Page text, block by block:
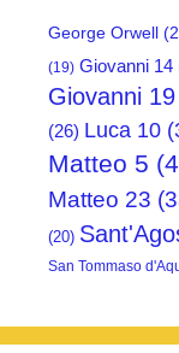
George Orwell
(19) Giovanni 14
Giovanni 19
(26) Luca 10
Matteo 5
Matteo 23
(20)
San Tommaso